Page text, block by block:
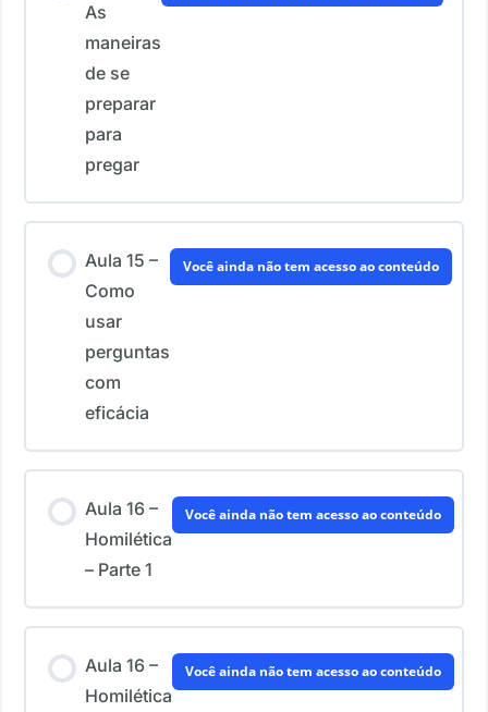
As
maneiras
de se
preparar
para
pregar
Aula 15 –
Como
usar
perguntas
com
eficácia
Você ainda não tem acesso ao conteúdo
Aula 16 –
Homilética
– Parte 1
Você ainda não tem acesso ao conteúdo
Aula 16 –
Homilética
Você ainda não tem acesso ao conteúdo